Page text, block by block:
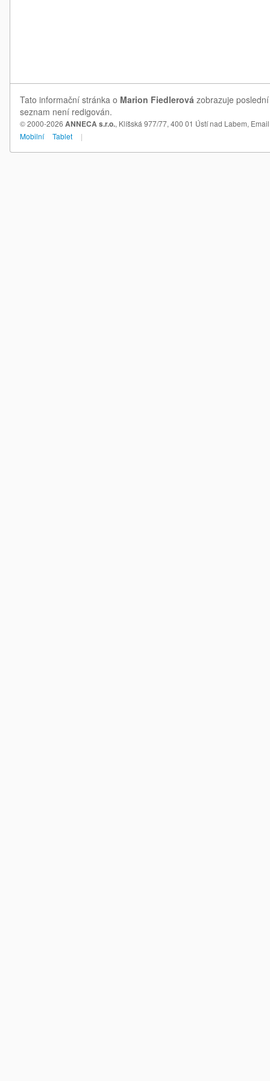
Tato informační stránka o Marion Fiedlerová zobrazuje
seznam není redigován.
© 2000-2026 ANNECA s.r.o., Klíšská 977/77, 400 01 Ústí nad Labem,
Mobilní
Tablet |